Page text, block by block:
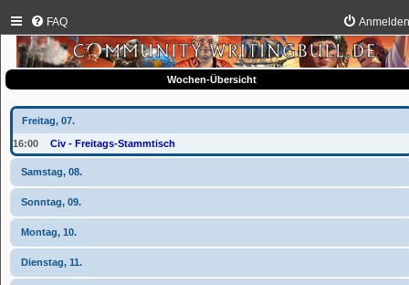
FAQ
Wochen-Übersicht
Freitag, 07.
16:00 Civ - Freitags-Stammtisch
Samstag, 08.
Sonntag, 09.
Montag, 10.
Dienstag, 11.